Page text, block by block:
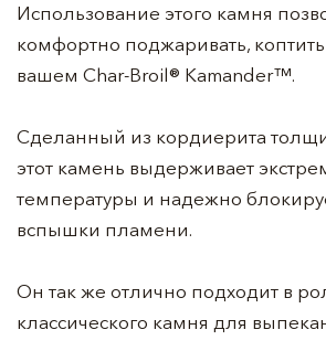
Использование этого камня
комфортно поджаривать, коптить
вашем Char-Broil® Kamander™.
Сделанный из кордиерита
этот камень выдерживает
температуры и надежно
вспышки пламени.
Он так же отлично подходит в
классического камня для